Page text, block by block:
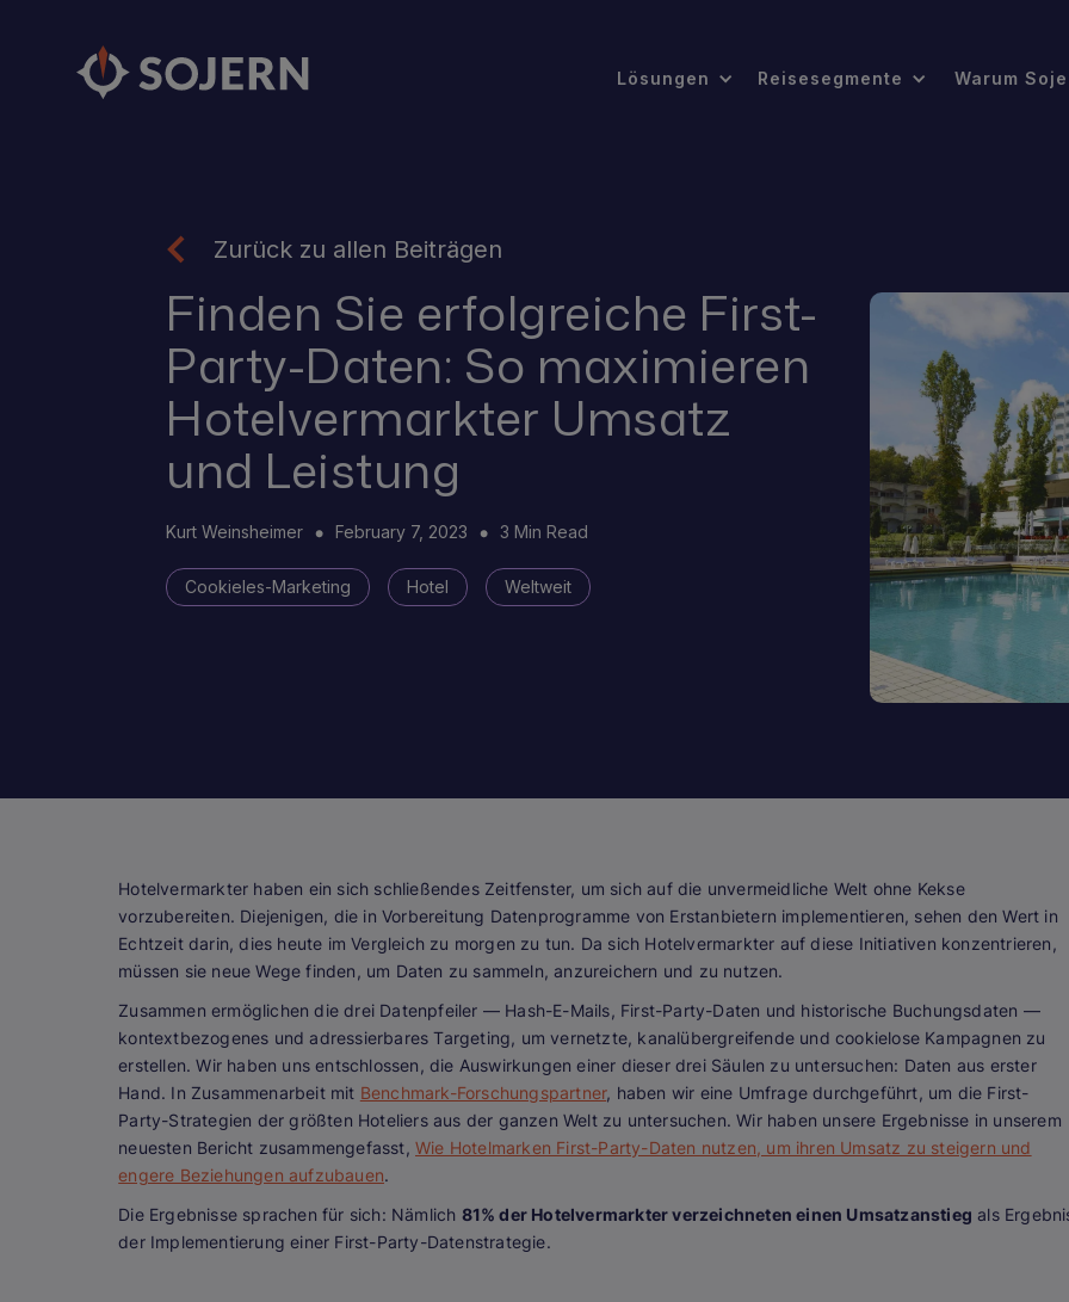
Lösungen Reisesegmente Warum
Zurück zu allen Beiträgen
Finden Sie erfolgreiche First-
Party-Daten: So maximieren
Hotelvermarkter Umsatz
und Leistung
Kurt Weinsheimer February 7, 2023 3 Min Read
Cookieles-Marketing Hotel Weltweit
Hotelvermarkter haben ein sich schließendes Zeitfenster, um sich auf die unvermeidliche Welt ohne Kekse
vorzubereiten. Diejenigen, die in Vorbereitung Datenprogramme von Erstanbietern implementieren, sehen den Wert in
Echtzeit darin, dies heute im Vergleich zu morgen zu tun. Da sich Hotelvermarkter auf diese Initiativen konzentrieren,
müssen sie neue Wege finden, um Daten zu sammeln, anzureichern und zu nutzen.
Zusammen ermöglichen die drei Datenpfeiler — Hash-E-Mails, First-Party-Daten und historische Buchungsdaten —
kontextbezogenes und adressierbares Targeting, um vernetzte, kanalübergreifende und cookielose Kampagnen zu
erstellen. Wir haben uns entschlossen, die Auswirkungen einer dieser drei Säulen zu untersuchen: Daten aus erster
Hand. In Zusammenarbeit mit Benchmark-Forschungspartner, haben wir eine Umfrage durchgeführt, um die First-
Party-Strategien der größten Hoteliers aus der ganzen Welt zu untersuchen. Wir haben unsere Ergebnisse in unserem
neuesten Bericht zusammengefasst, Wie Hotelmarken First-Party-Daten nutzen, um ihren Umsatz zu steigern und
engere Beziehungen aufzubauen.
Die Ergebnisse sprachen für sich: Nämlich 81% der Hotelvermarkter verzeichneten einen Umsatzanstieg als
der Implementierung einer First-Party-Datenstrategie.